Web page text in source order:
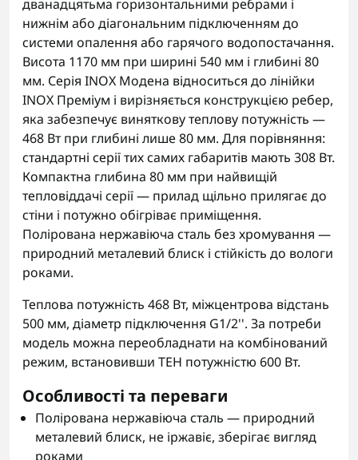
дванадцятьма горизонтальними ребрами і
нижнім або діагональним підключенням до
системи опалення або гарячого водопостачання.
Висота 1170 мм при ширині 540 мм і глибині 80
мм. Серія INOX Модена відноситься до лінійки
INOX Преміум і вирізняється конструкцією ребер,
яка забезпечує виняткову теплову потужність —
468 Вт при глибині лише 80 мм. Для порівняння:
стандартні серії тих самих габаритів мають 308 Вт.
Компактна глибина 80 мм при найвищій
тепловіддачі серії — прилад щільно прилягає до
стіни і потужно обігріває приміщення.
Полірована нержавіюча сталь без хромування —
природний металевий блиск і стійкість до вологи
роками.
Теплова потужність 468 Вт, міжцентрова відстань
500 мм, діаметр підключення G1/2''. За потреби
модель можна переобладнати на комбінований
режим, встановивши ТЕН потужністю 600 Вт.
Особливості та переваги
Полірована нержавіюча сталь — природний
металевий блиск, не іржавіє, зберігає вигляд
роками